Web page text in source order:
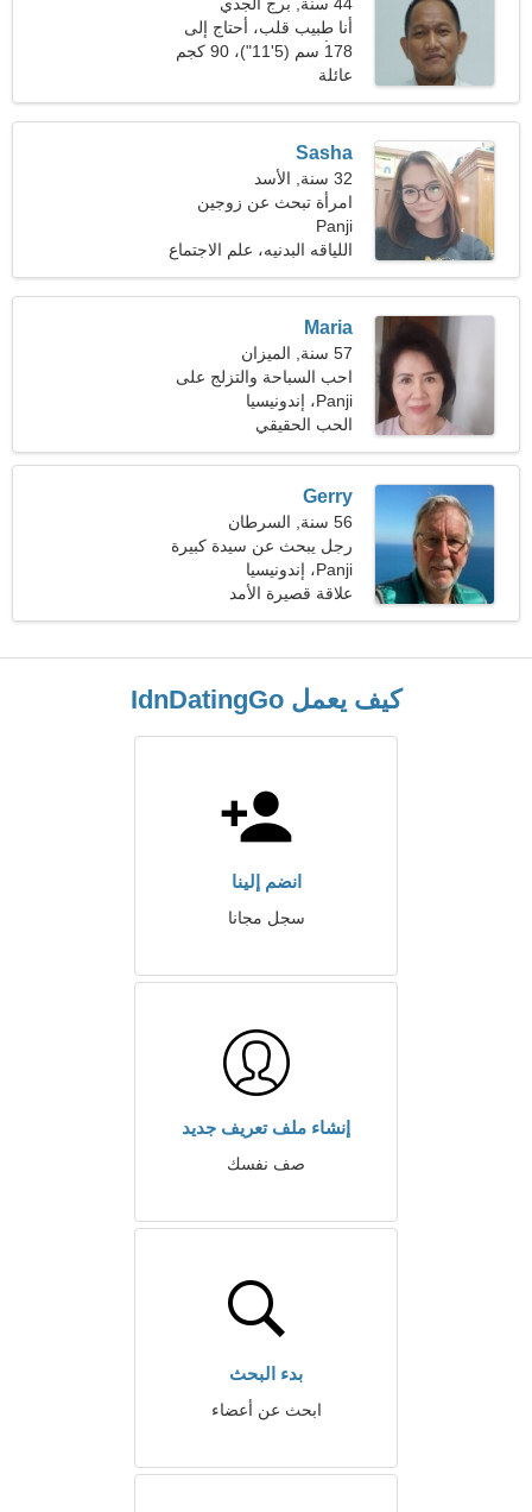
أنا طبيب قلب، أحتاج إلى
امرأة رائعة
178 سم (5'11")، 90 كجم
(198 رطلا)
عائلة
Sasha
32 سنة, الأسد
امرأة تبحث عن زوجين
Panji
اللياقه البدنيه، علم الاجتماع
Maria
57 سنة, الميزان
احب السباحة والتزلج على
الجليد
Panji، إندونيسيا
الحب الحقيقي
Gerry
56 سنة, السرطان
رجل يبحث عن سيدة كبيرة
Panji، إندونيسيا
علاقة قصيرة الأمد
كيف يعمل IdnDatingGo
انضم إلينا
سجل مجانا
إنشاء ملف تعريف جديد
صف نفسك
بدء البحث
ابحث عن أعضاء